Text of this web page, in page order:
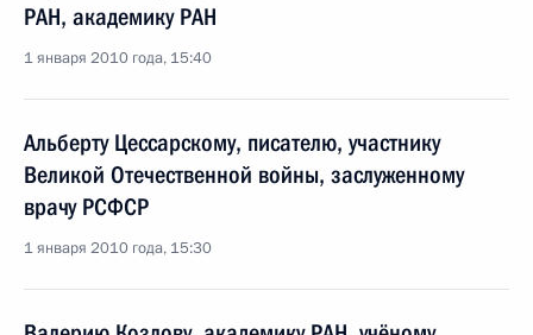
РАН, академику РАН
1 января 2010 года, 15:40
Альберту Цессарскому, писателю, участнику
Великой Отечественной войны, заслуженному
врачу РСФСР
1 января 2010 года, 15:30